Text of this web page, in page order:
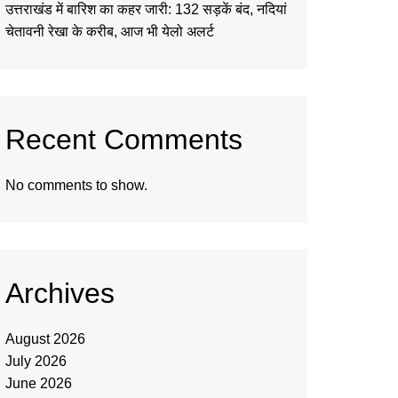
उत्तराखंड में बारिश का कहर जारी: 132 सड़कें बंद, नदियां
चेतावनी रेखा के करीब, आज भी येलो अलर्ट
Recent Comments
No comments to show.
Archives
August 2026
July 2026
June 2026